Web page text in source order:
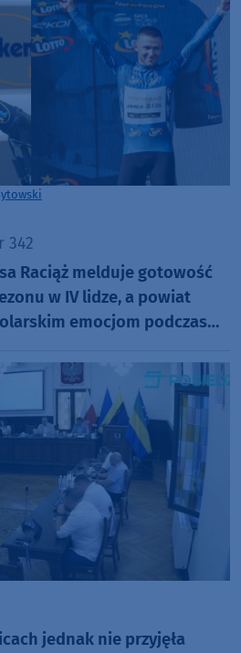
342
Raciąż melduje gotowość
w IV lidze, a powiat
emocjom podczas
jednak nie przyjęła